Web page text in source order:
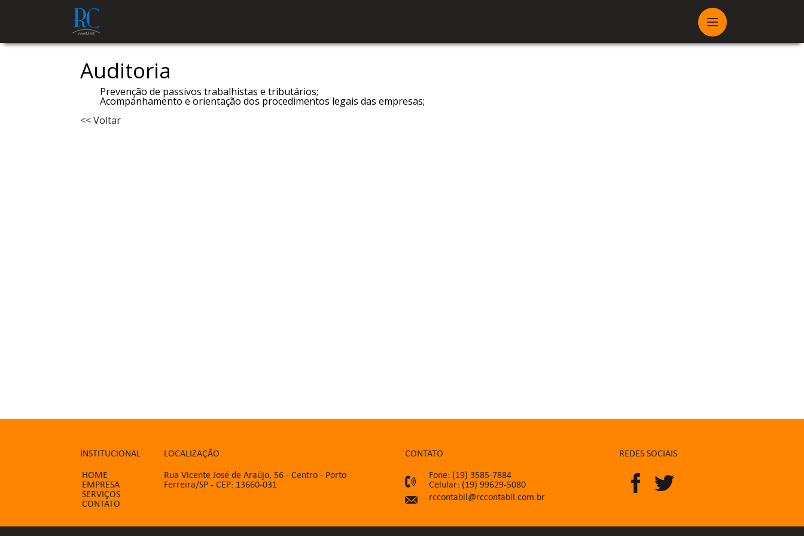
Auditoria
Prevenção de passivos trabalhistas e tributários;
Acompanhamento e orientação dos procedimentos legais das empresas;
<< Voltar
INSTITUCIONAL
HOME
EMPRESA
SERVIÇOS
CONTATO
LOCALIZAÇÃO
Rua Vicente José de Araújo, 56 - Centro - Porto
Ferreira/SP - CEP: 13660-031
CONTATO
Fone: (19) 3585-7884
Celular: (19) 99629-5080
rccontabil@rccontabil.com.br
REDES SOCIAIS